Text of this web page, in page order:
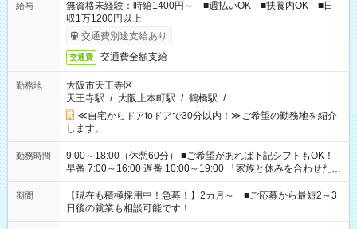
給与
無資格未経験：時給1400円～ ■週払いOK ■扶養内OK ■日
収1万1200円以上
交通費別途支給あり
交通費 交通費全額支給
勤務地
大阪市天王寺区
天王寺駅 / 大阪上本町駅 / 鶴橋駅 / …
≪自宅からドアtoドアで30分以内！≫ご希望の勤務地を紹介
します。
勤務時間
9:00～18:00（休憩60分） ■ご希望があれば下記シフトもOK！
早番 7:00～16:00 遅番 10:00～19:00 「家族と休みを合わせた
い」 「余裕を持って夕飯の準備がしたい」 「できれば残業はし
たくない」 など、ご希望を教えてくださいね。 ※Wワーク希望
の方へ 今ご覧のお仕事で希望する勤務時間と、もう1つのお仕事
の勤務時間。 合計で週40時間を超える場合は応募できません。
期間
【現在も積極採用中！急募！】2カ月～ ■ご応募から最短2～3
日後の就業も相談可能です！